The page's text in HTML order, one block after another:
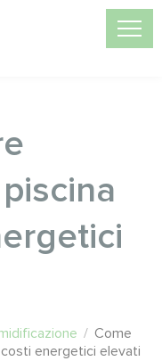
/ Come
energetici elevati